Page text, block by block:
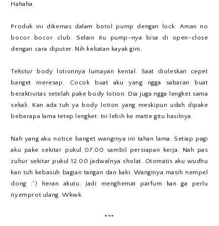
Hahaha.
Produk ini dikemas dalam botol pump dengan lock. Aman no
bocor bocor club. Selain itu pump-nya bisa di open-close
dengan cara diputer. Nih keliatan kayak gini.
Tekstur body lotionnya lumayan kental. Saat dioleskan cepet
banget meresap. Cocok buat aku yang ngga sabaran buat
beraktivitas setelah pake body lotion. Dia juga ngga lengket sama
sekali. Kan ada tuh ya body lotion yang meskipun udah dipake
beberapa lama tetep lengket. Ini lebih ke matte gitu hasilnya.
Nah yang aku notice banget wanginya ini tahan lama. Setiap pagi
aku pake sekitar pukul 07.00 sambil persiapan kerja. Nah pas
zuhur sekitar pukul 12.00 jadwalnya sholat. Otomatis aku wudhu
kan tuh kebasuh bagian tangan dan kaki. Wanginya masih nempel
dong :”) heran akutu. Jadi menghemat parfum kan ga perlu
nyemprot ulang. Wkwk.
***